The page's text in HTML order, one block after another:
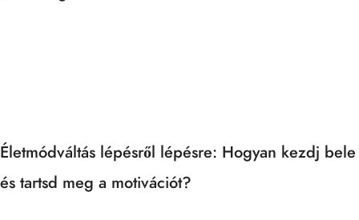
Életmódváltás lépésről lépésre: Hogyan kezdj bele
és tartsd meg a motivációt?